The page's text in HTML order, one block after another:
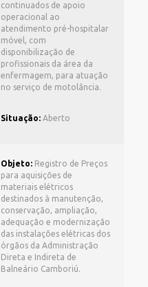
continuados de apoio
operacional ao
atendimento pré-hospitalar
móvel, com
disponibilização de
profissionais da área da
enfermagem, para atuação
no serviço de motolância.
Situação: Aberto
Objeto: Registro de Preços
para aquisições de
materiais elétricos
destinados à manutenção,
conservação, ampliação,
adequação e modernização
das instalações elétricas dos
órgãos da Administração
Direta e Indireta de
Balneário Camboriú.